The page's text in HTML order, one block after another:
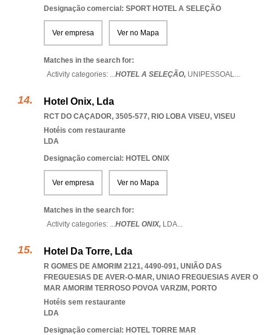
Designação comercial: SPORT HOTEL A SELEÇÃO
Ver empresa Ver no Mapa
Matches in the search for:
Activity categories: ...HOTEL A SELEÇÃO, UNIPESSOAL...
Hotel Onix, Lda
RCT DO CAÇADOR, 3505-577, RIO LOBA VISEU, VISEU
Hotéis com restaurante
LDA
Designação comercial: HOTEL ONIX
Ver empresa Ver no Mapa
Matches in the search for:
Activity categories: ...HOTEL ONIX, LDA...
Hotel Da Torre, Lda
R GOMES DE AMORIM 2121, 4490-091, UNIÃO DAS
FREGUESIAS DE AVER-O-MAR, UNIAO FREGUESIAS AVER O
MAR AMORIM TERROSO POVOA VARZIM, PORTO
Hotéis sem restaurante
LDA
Designação comercial: HOTEL TORRE MAR